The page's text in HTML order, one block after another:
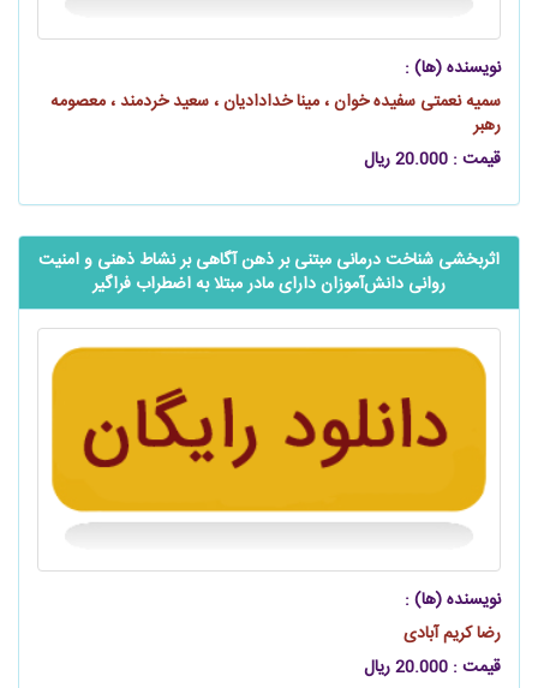
نویسنده (ها) :
سمیه نعمتی سفیده‌ خوان ، مینا خدادادیان ، سعید خردمند ، معصومه
رهبر
قیمت : 20.000 ریال
اثربخشی شناخت درمانی مبتنی بر ذهن آگاهی بر نشاط ذهنی و امنیت
روانی دانش‌آموزان دارای مادر مبتلا به اضطراب فراگیر
نویسنده (ها) :
رضا کریم‌ آبادی
قیمت : 20.000 ریال